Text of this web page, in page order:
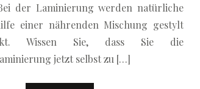
der Laminierung werden natürliche
einer nährenden Mischung gestylt
Wissen Sie, dass Sie die
jetzt selbst zu […]